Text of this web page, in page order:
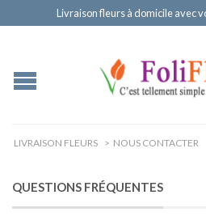
Livraison fleurs à domicile avec
LIVRAISON FLEURS > NOUS CONTACTER
QUESTIONS FRÉQUENTES